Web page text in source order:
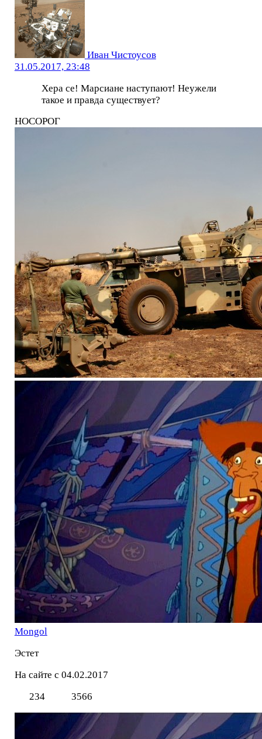
Иван Чистоусов
31.05.2017, 23:48
Хера се! Марсиане наступают! Неужели
такое и правда существует?
НОСОРОГ
Mоngol
Эстет
На сайте с 04.02.2017
234
3566